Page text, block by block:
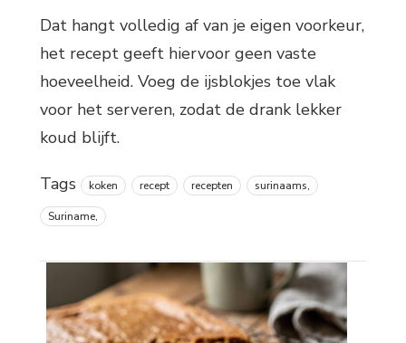
Dat hangt volledig af van je eigen voorkeur,
het recept geeft hiervoor geen vaste
hoeveelheid. Voeg de ijsblokjes toe vlak
voor het serveren, zodat de drank lekker
koud blijft.
Tags koken recept recepten surinaams,
Suriname,